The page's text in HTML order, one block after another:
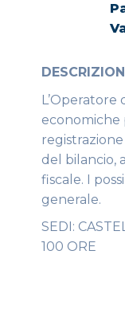
economiche
del bilancio,
fiscale. I
generale.
SEDI:
100 ORE